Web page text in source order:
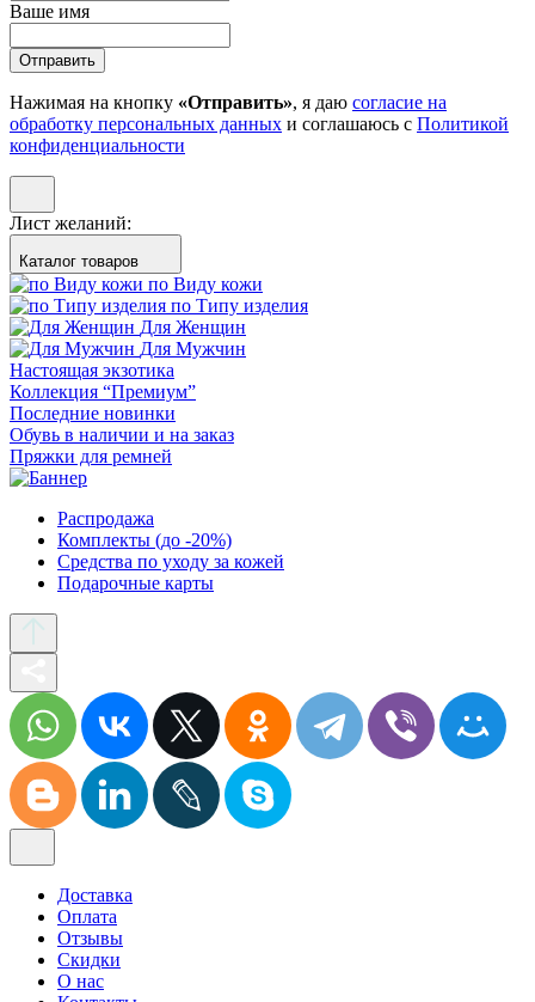
Ваше имя
Отправить
Нажимая на кнопку «Отправить», я даю согласие на
обработку персональных данных и соглашаюсь с Политикой
конфиденциальности
Лист желаний:
Каталог товаров
по Виду кожи
по Типу изделия
Для Женщин
Для Мужчин
Настоящая экзотика
Коллекция “Премиум”
Последние новинки
Обувь в наличии и на заказ
Пряжки для ремней
Распродажа
Комплекты (до -20%)
Средства по уходу за кожей
Подарочные карты
Доставка
Оплата
Отзывы
Скидки
О нас